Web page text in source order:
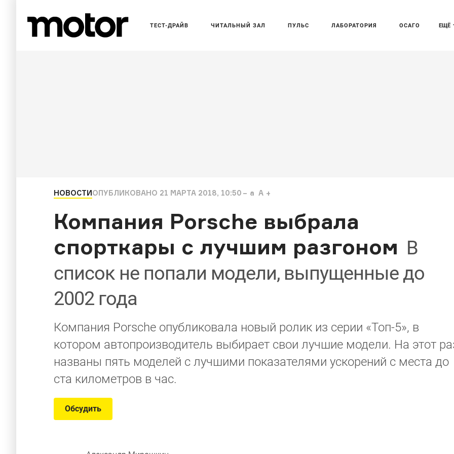
ЕЩЁ
ТЕСТ-ДРАЙВ ЧИТАЛЬНЫЙ ЗАЛ ПУЛЬС ЛАБОРАТОРИЯ ОСАГО
НОВОСТИОПУБЛИКОВАНО 21 МАРТА 2018, 10:50 a A
Компания Porsche выбрала
спорткары с лучшим разгоном В
список не попали модели, выпущенные до
2002 года
Компания Porsche опубликовала новый ролик из серии «Топ-5», в
котором автопроизводитель выбирает свои лучшие модели. На этот
названы пять моделей с лучшими показателями ускорений с места до
ста километров в час.
Обсудить